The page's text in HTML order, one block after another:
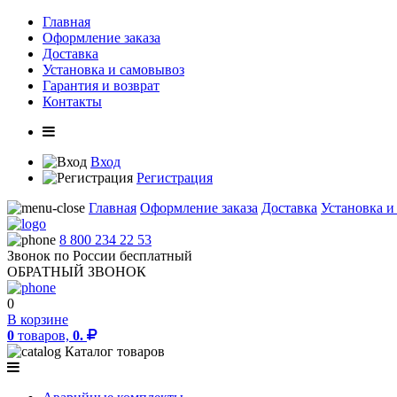
Главная
Оформление заказа
Доставка
Установка и самовывоз
Гарантия и возврат
Контакты
Вход
Регистрация
Главная Оформление заказа Доставка Установка
8 800 234 22 53
Звонок по России бесплатный
ОБРАТНЫЙ ЗВОНОК
0
В корзине
0 товаров, 0.
Каталог товаров